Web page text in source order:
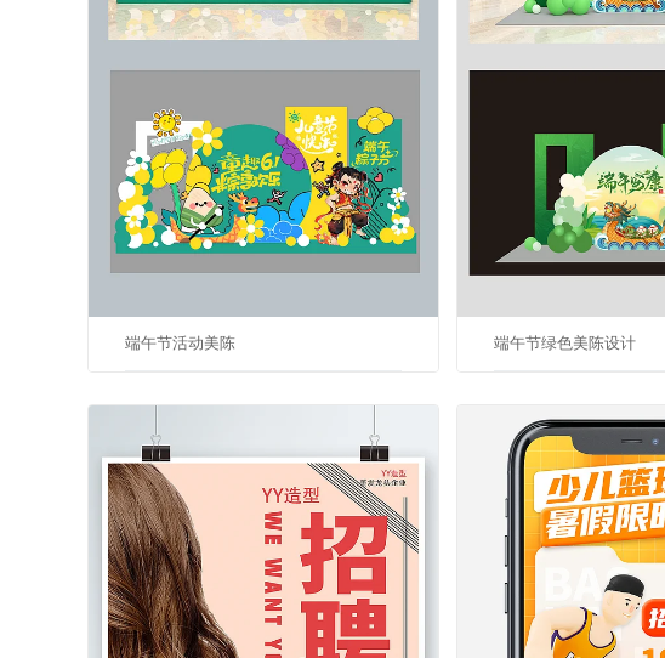
端午节活动美陈 端午节绿色美陈设计